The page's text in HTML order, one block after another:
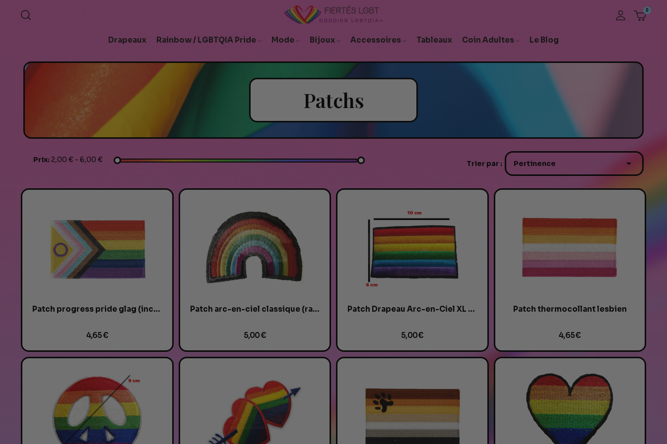
Drapeaux Rainbow / LGBTQIA Pride Mode Bijoux Accessoires Tableaux Coin Adultes Le Blog
Prix: 2,00 € - 6,00 €
Patchs
Trier par : Pertinence 
Patch progress pride glag (inclusif) -...
4,65 €
Patch arc-en-ciel classique (rainbow flag)...
5,00 €
Patch Drapeau Arc-en-Ciel XL - Thermocollant...
5,00 €
Patch thermocollant lesbien
4,65 €